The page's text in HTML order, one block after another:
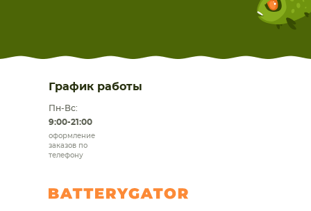
График работы
Пн-Вс:
9:00-21:00
оформление
заказов по
телефону